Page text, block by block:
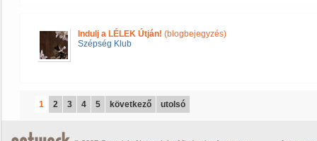
Indulj a LÉLEK Útján! (blogbejegyzés)
Szépség Klub
1 2 3 4 5 következő utolsó